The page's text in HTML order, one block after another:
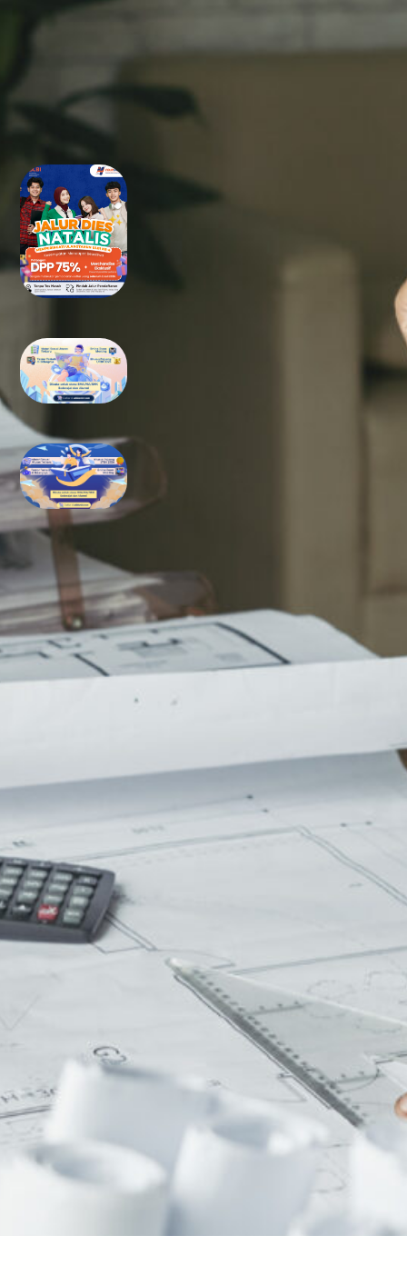
Tidak Lolos UTBK SNBT di PTN?
Jangan Khawatir, Ini Jalan
Terbaikmu untuk Tetap Kuliah
di Kampus Berkualitas
Bimbel UTBK SNBT di Teluk
Wondama Gratis Terbaik
Bimbel UTBK SNBT di Teluk
Bintuni Gratis Terbaik
FOLLOW US ON
Facebook
Twitter
YouTube